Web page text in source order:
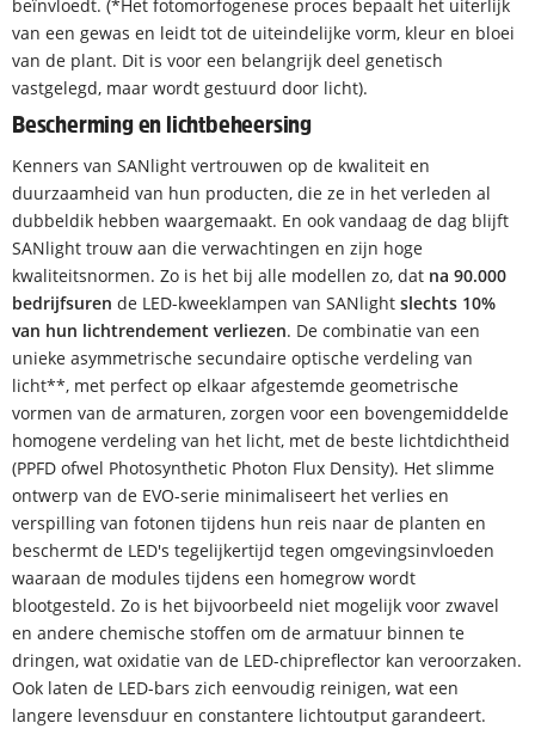
beïnvloedt. (*Het fotomorfogenese proces bepaalt het uiterlijk
van een gewas en leidt tot de uiteindelijke vorm, kleur en bloei
van de plant. Dit is voor een belangrijk deel genetisch
vastgelegd, maar wordt gestuurd door licht).
Bescherming en lichtbeheersing
Kenners van SANlight vertrouwen op de kwaliteit en
duurzaamheid van hun producten, die ze in het verleden al
dubbeldik hebben waargemaakt. En ook vandaag de dag blijft
SANlight trouw aan die verwachtingen en zijn hoge
kwaliteitsnormen. Zo is het bij alle modellen zo, dat na 90.000
bedrijfsuren de LED-kweeklampen van SANlight slechts 10%
van hun lichtrendement verliezen. De combinatie van een
unieke asymmetrische secundaire optische verdeling van
licht**, met perfect op elkaar afgestemde geometrische
vormen van de armaturen, zorgen voor een bovengemiddelde
homogene verdeling van het licht, met de beste lichtdichtheid
(PPFD ofwel Photosynthetic Photon Flux Density). Het slimme
ontwerp van de EVO-serie minimaliseert het verlies en
verspilling van fotonen tijdens hun reis naar de planten en
beschermt de LED's tegelijkertijd tegen omgevingsinvloeden
waaraan de modules tijdens een homegrow wordt
blootgesteld. Zo is het bijvoorbeeld niet mogelijk voor zwavel
en andere chemische stoffen om de armatuur binnen te
dringen, wat oxidatie van de LED-chipreflector kan veroorzaken.
Ook laten de LED-bars zich eenvoudig reinigen, wat een
langere levensduur en constantere lichtoutput garandeert.